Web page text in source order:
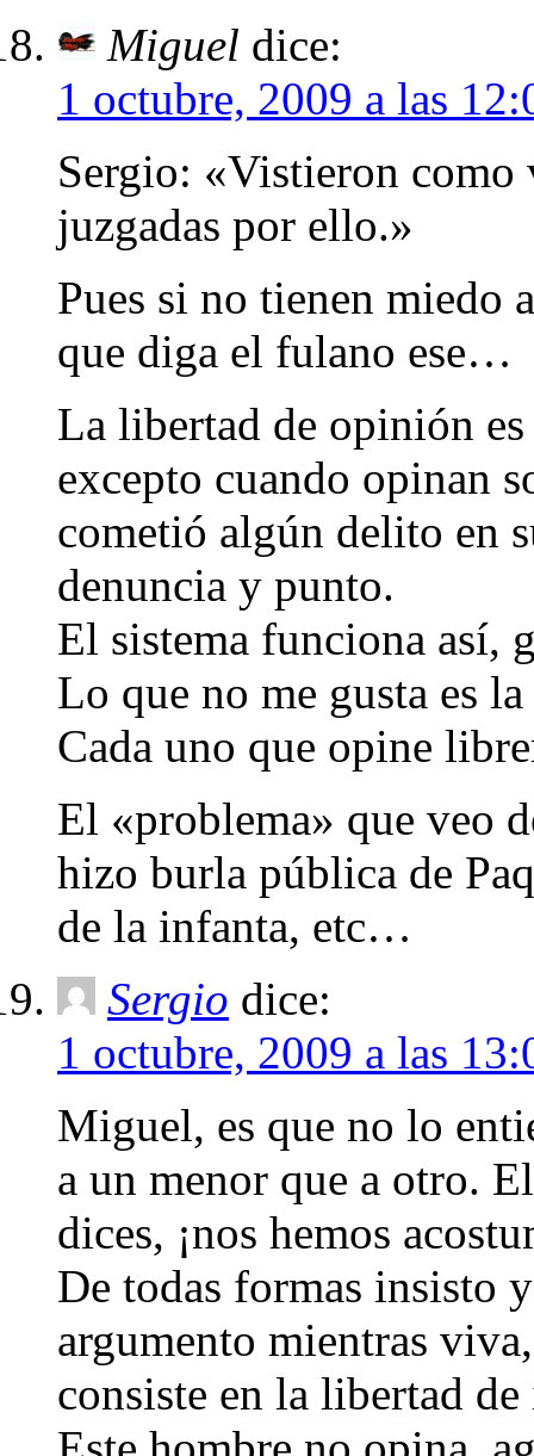
Miguel dice:
1 octubre, 2009 a las
Sergio: «Vistieron como
juzgadas por ello.»
Pues si no tienen miedo
que diga el fulano ese…
La libertad de opinión
excepto cuando opinan
cometió algún delito en
denuncia y punto.
El sistema funciona así,
Lo que no me gusta es
Cada uno que opine
El «problema» que veo
hizo burla pública de
de la infanta, etc…
Sergio dice:
1 octubre, 2009 a las
Miguel, es que no lo
a un menor que a otro.
dices, ¡nos hemos
De todas formas insisto
argumento mientras
consiste en la libertad